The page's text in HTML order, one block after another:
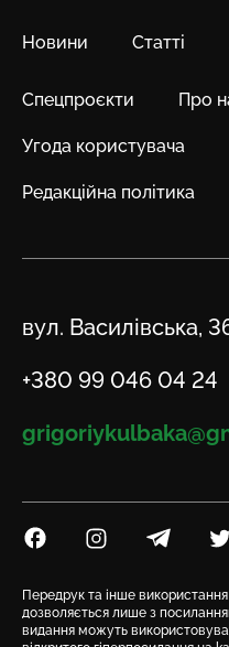
Новини Статті
Спецпроєкти Про
Угода користувача
Редакційна політика
Адреса
вул. Василівська,
Телефон
+380 99 046 04 24
Email
Посилання на Facebook
Посилання наПосилання
Передрук та інше використання
дозволяється лише з
видання можуть